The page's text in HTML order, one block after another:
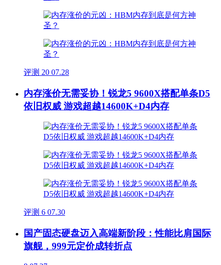
评测 20 07.28
内存涨价无需妥协！锐龙5 9600X搭配单条D5
依旧权威 游戏超越14600K+D4内存
评测 6 07.30
国产固态硬盘迈入高端新阶段：性能比肩国际
旗舰，999元定价成转折点